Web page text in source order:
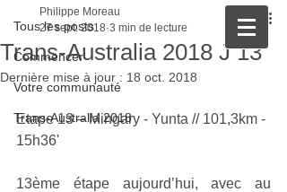
Tous les posts
Commencer
Votre communauté
Trans-Australia 2018
Trans-Australia 2018 J 13
Philippe Moreau
27 sept. 2018 3 min de lecture
Dernière mise à jour : 18 oct. 2018
Etape 13 – Mingary - Yunta // 101,3km -
15h36'
13ème étape aujourd’hui, avec au